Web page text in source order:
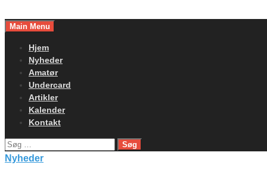
toMain Menu
Hjem
Nyheder
Amatør
Undercard
Artikler
Kalender
Kontakt
Søg
efter:
Nyheder